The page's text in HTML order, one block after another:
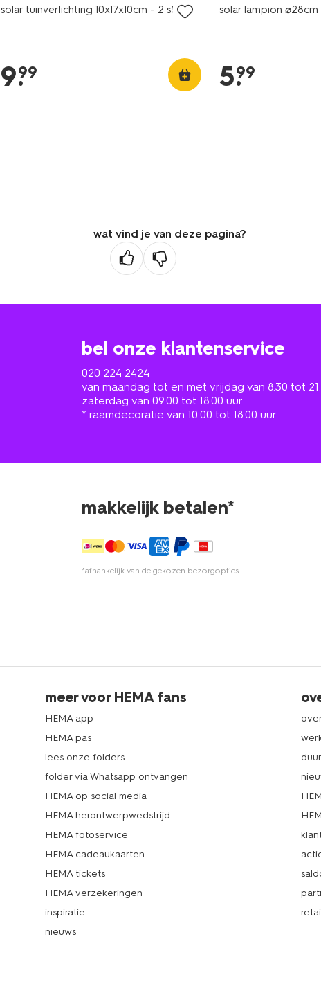
solar tuinverlichting 10x17x10cm - 2 stuks
9.
99
solar lampion ⌀28cm
5.
99
wat vind je van deze pagina?
bel onze klantenservice
020 224 2424
van maandag tot en met vrijdag van 8.30 tot
zaterdag van 09.00 tot 18.00 uur
* raamdecoratie van 10.00 tot 18.00 uur
makkelijk betalen*
*afhankelijk van de gekozen bezorgopties
meer voor HEMA fans
HEMA app
HEMA pas
lees onze folders
folder via Whatsapp ontvangen
HEMA op social media
HEMA herontwerpwedstrijd
HEMA fotoservice
HEMA cadeaukaarten
HEMA tickets
HEMA verzekeringen
inspiratie
nieuws